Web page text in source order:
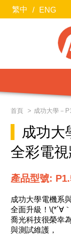
繁中 / ENG
首頁 成功大學－
成功大
全彩電
產品型號:
成功大學電機系
全面升級！\(*´∀
喬光科技很榮幸
與測試維護，